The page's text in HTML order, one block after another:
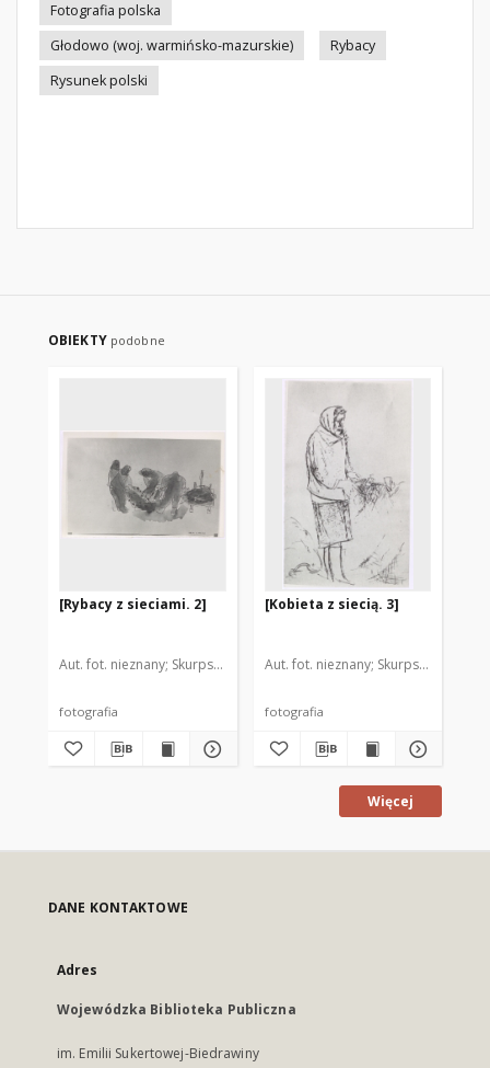
Fotografia polska
Głodowo (woj. warmińsko-mazurskie)
Rybacy
Rysunek polski
OBIEKTY podobne
[Rybacy z sieciami. 2]
Aut. fot. nieznany Skurpski, Hieronim (1914-2006). Il.
fotografia
[Kobieta z siecią. 3]
Aut. fot. nieznany Skurpski,
fotografia
Więcej
DANE KONTAKTOWE
Adres
Wojewódzka Biblioteka Publiczna
im. Emilii Sukertowej-Biedrawiny